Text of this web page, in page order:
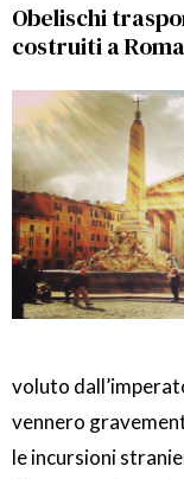
Obelischi
costruiti a Roma
voluto
vennero
le incursioni